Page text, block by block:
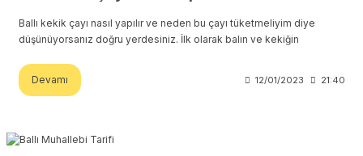
Ballı kekik çayı nasıl yapılır ve neden bu çayı tüketmeliyim diye
düşünüyorsanız doğru yerdesiniz. İlk olarak balın ve kekiğin
Devamı 12/01/2023 21:40